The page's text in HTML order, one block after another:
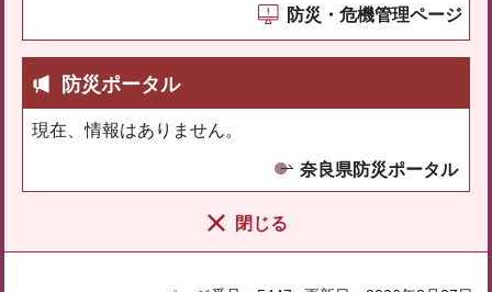
防災・危機管理ページ
防災ポータル
現在、情報はありません。
奈良県防災ポータル
閉じる